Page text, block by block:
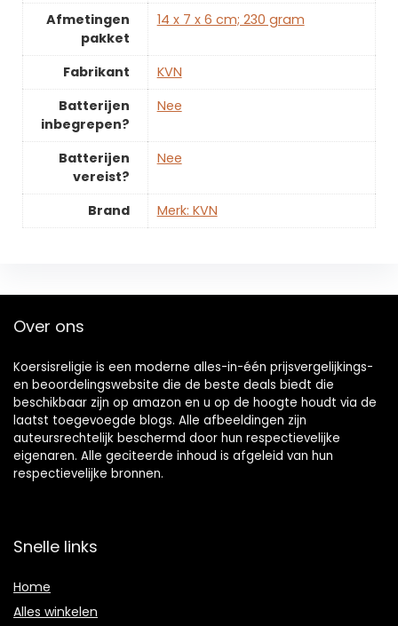
Afmetingen
pakket
‎14 x 7 x 6 cm; 230 gram
Fabrikant
‎KVN
Batterijen
inbegrepen?
‎Nee
Batterijen
vereist?
‎Nee
Brand Merk: KVN
Over ons
Koersisreligie is een moderne alles-in-één prijsvergelijkings-
en beoordelingswebsite die de beste deals biedt die
beschikbaar zijn op amazon en u op de hoogte houdt via de
laatst toegevoegde blogs. Alle afbeeldingen zijn
auteursrechtelijk beschermd door hun respectievelijke
eigenaren. Alle geciteerde inhoud is afgeleid van hun
respectievelijke bronnen.
Snelle links
Home
Alles winkelen